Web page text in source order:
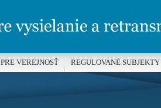
PRE VEREJNOSŤ REGULOVANÉ SUBJEKTY